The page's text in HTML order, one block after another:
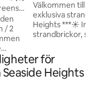
/ 2
och
har
Välkommen till 26
exklusiva
Heights ***☀️ Ingår i din vistelse: 8
strandbrickor,
per dag för tillgång
lyxiga bohemiska
perfekt beläget
för
Heights